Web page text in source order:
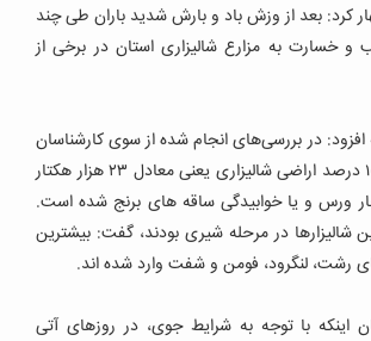
کرد: بعد از وزش باد و بارش شدید باران طی چند
خسارت به مزارع شالیزاری استان در برخی از
افزود: در بررسی‌های انجام شده از سوی کارشناسان
جهاد کشاورزی حدود ۱۰ درصد اراضی شالیزاری یعنی معادل ۲۳ هزار هکتار
ورس و یا خوابیدگی ساقه های برنج شده است.
شالیزارها در مرحله شیری بودند، گفت: بیشترین
رشت، لنگرود، فومن و شفت وارد شده اند.
اینکه با توجه به شرایط جوی، در روزهای آتی